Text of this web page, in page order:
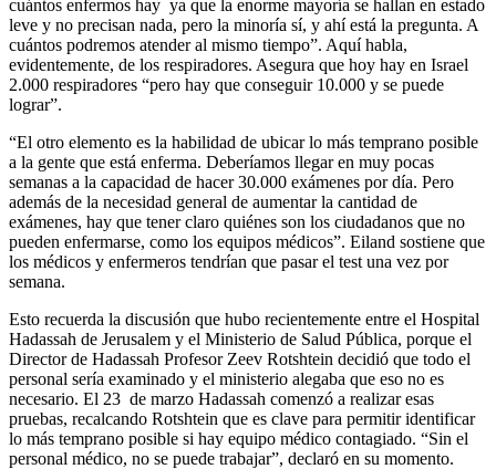
cuántos enfermos hay ya que la enorme mayoría se hallan en estado
leve y no precisan nada, pero la minoría sí, y ahí está la pregunta. A
cuántos podremos atender al mismo tiempo”. Aquí habla,
evidentemente, de los respiradores. Asegura que hoy hay en Israel
2.000 respiradores “pero hay que conseguir 10.000 y se puede
lograr”.
“El otro elemento es la habilidad de ubicar lo más temprano posible
a la gente que está enferma. Deberíamos llegar en muy pocas
semanas a la capacidad de hacer 30.000 exámenes por día. Pero
además de la necesidad general de aumentar la cantidad de
exámenes, hay que tener claro quiénes son los ciudadanos que no
pueden enfermarse, como los equipos médicos”. Eiland sostiene que
los médicos y enfermeros tendrían que pasar el test una vez por
semana.
Esto recuerda la discusión que hubo recientemente entre el Hospital
Hadassah de Jerusalem y el Ministerio de Salud Pública, porque el
Director de Hadassah Profesor Zeev Rotshtein decidió que todo el
personal sería examinado y el ministerio alegaba que eso no es
necesario. El 23 de marzo Hadassah comenzó a realizar esas
pruebas, recalcando Rotshtein que es clave para permitir identificar
lo más temprano posible si hay equipo médico contagiado. “Sin el
personal médico, no se puede trabajar”, declaró en su momento.